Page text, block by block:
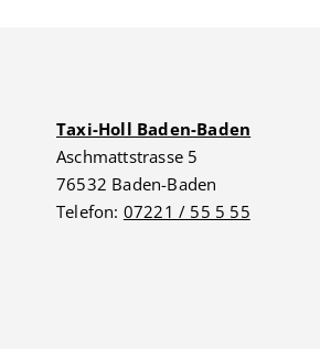
Taxi-Holl Baden-Baden
Aschmattstrasse 5
76532 Baden-Baden
Telefon: 07221 / 55 5 55